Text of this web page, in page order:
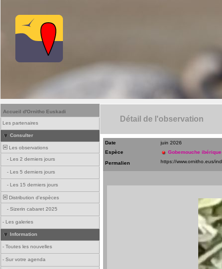
Accueil d'Ornitho Euskadi
Les partenaires
Consulter
Les observations
- Les 2 derniers jours
- Les 5 derniers jours
- Les 15 derniers jours
Distribution d'espèces
- Sizerin cabaret 2025
- Les galeries
Information
- Toutes les nouvelles
- Sur votre agenda
Détail de l'observation
Date
juin 2026
Espèce
Gobemouche ibérique
Permalien